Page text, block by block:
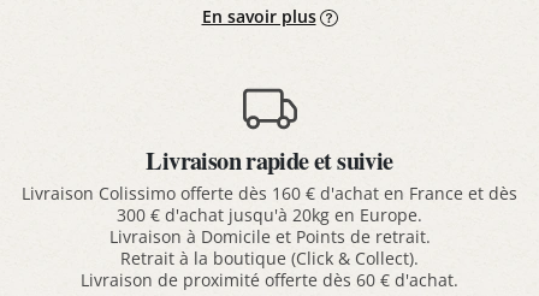
En savoir plus
Livraison rapide et suivie
Livraison Colissimo offerte dès 160 € d'achat en France et dès
300 € d'achat jusqu'à 20kg en Europe.
Livraison à Domicile et Points de retrait.
Retrait à la boutique (Click & Collect).
Livraison de proximité offerte dès 60 € d'achat.